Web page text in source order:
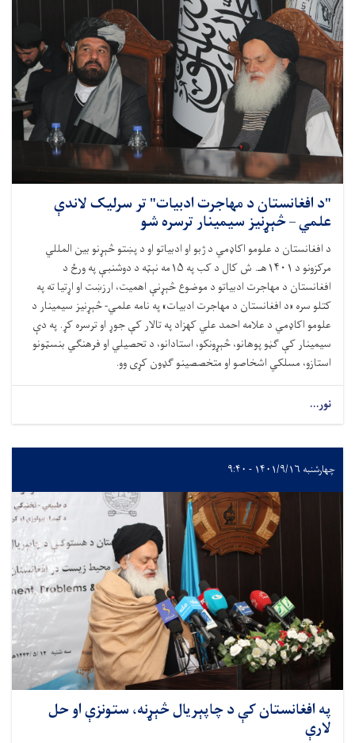
"د افغانستان د مهاجرت ادبیات" تر سرلیک لاندې
علمي – څېړنیز سیمینار ترسره شو
د افغانستان د علومو اکاډمي د ژبو او ادبیاتو او د پښتو څېړنو بین المللي
مرکزونو د ۱۴۰۱هـ. ش کال د کب په ۱۵مه نېټه د دوشنبې په ورځ د
افغانستان د مهاجرت ادبیاتو د موضوع څېړنې اهميت، ارزښت او اړتيا ته په
کتلو سره «د افغانستان د مهاجرت ادبیات» په نامه علمي- څېړنيز سيمينار د
علومو اکاډمي د علامه احمد علي کهزاد په تالار کې جوړ او ترسره کړ. په دې
سيمينار کې ګڼو پوهانو، څېړونکو، استادانو، د تحصيلي او فرهنګي بنسټونو
استازو، مسلکي اشخاصو او متخصصينو ګډون کړی وو.
نور...
چهارشنبه ۱۴۰۱/۹/۱۶ - ۹:۴۰
په افغانستان کې د چاپېریال څېړنه، ستونزې او حل
لارې